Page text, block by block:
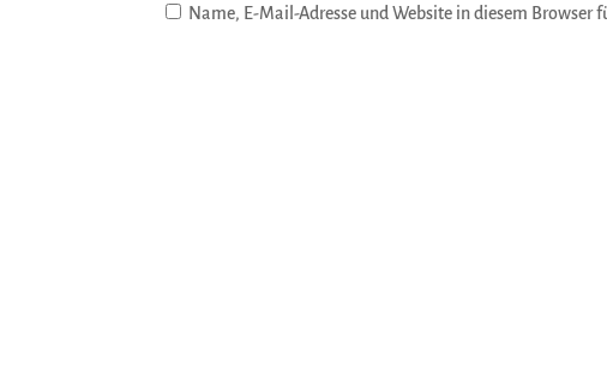
Name, E-Mail-Adresse und Website in diesem Browser